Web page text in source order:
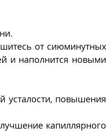
от сиюминутных
и наполнится новыми
усталости, повышения
капиллярного